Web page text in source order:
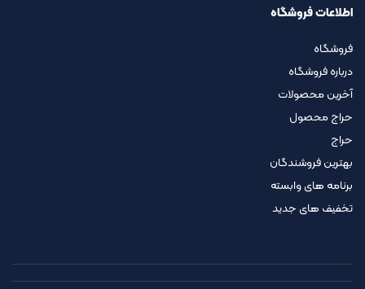
اطلاعات فروشگاه
فروشگاه
درباره فروشگاه
آخرین محصولات
حراج محصول
حراج
بهترین فروشندگان
برنامه های وابسته
تخفیف های جدید